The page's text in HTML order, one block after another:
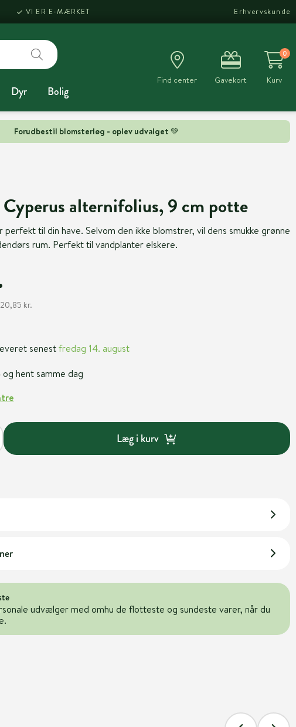
Forudbestil blomsterløg - oplev udvalget 💚
VI ER E-MÆRKET Erhvervskunde
Dyr Bolig
Find center Gavekort
0
Kurv
alternifolius, 9 cm potte
perfekt til din have. Selvom den ikke blomstrer, vil dens smukke grønne
rum. Perfekt til vandplanter elskere.
kr.
senestfredag 14. august
og hent samme dag
Læg i kurv
udvælger med omhu de flotteste og sundeste varer, når du